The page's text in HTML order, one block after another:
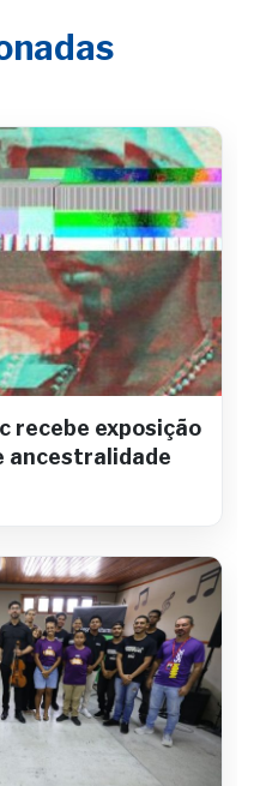
recebe exposição
ancestralidade